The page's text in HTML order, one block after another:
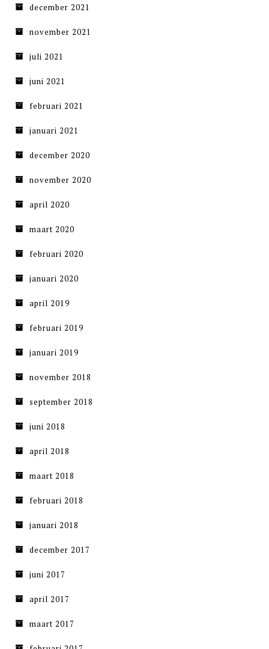
december 2021
november 2021
juli 2021
juni 2021
februari 2021
januari 2021
december 2020
november 2020
april 2020
maart 2020
februari 2020
januari 2020
april 2019
februari 2019
januari 2019
november 2018
september 2018
juni 2018
april 2018
maart 2018
februari 2018
januari 2018
december 2017
juni 2017
april 2017
maart 2017